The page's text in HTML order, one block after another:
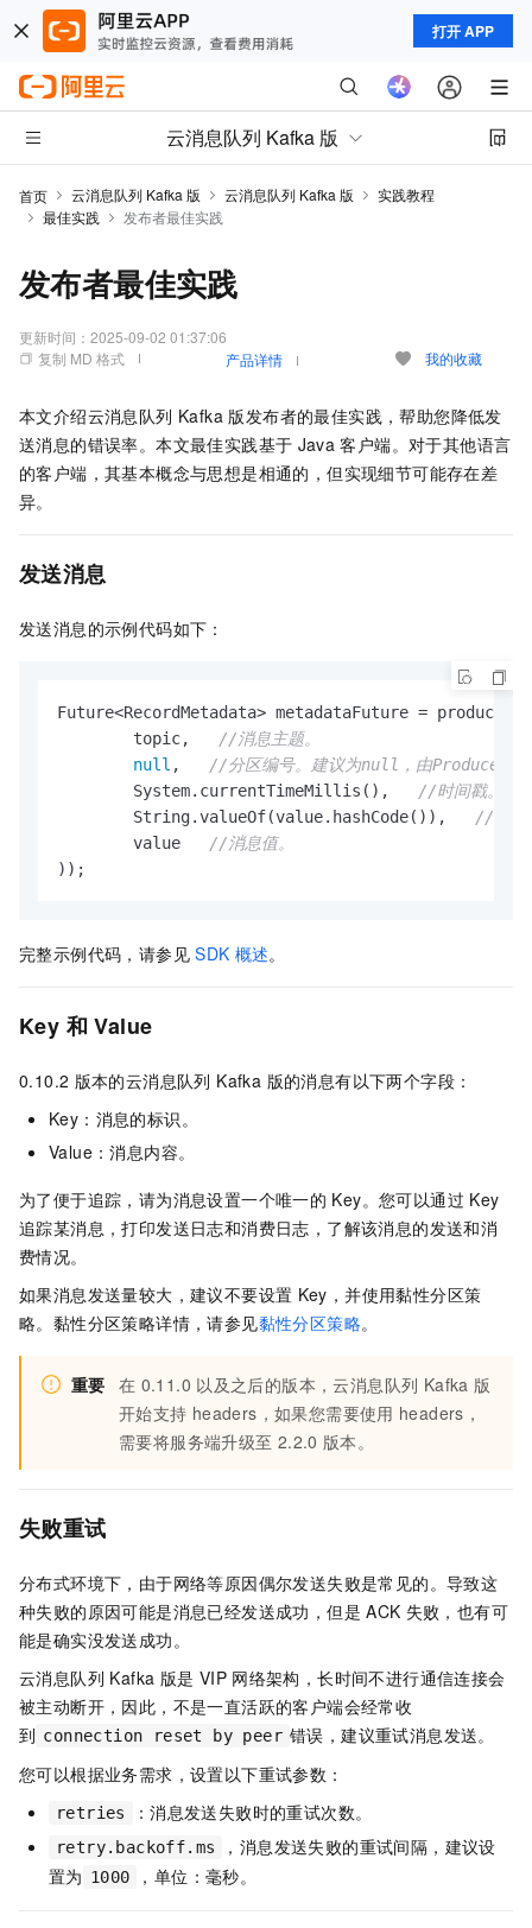
打开 APP
云消息队列 Kafka 版
首页 云消息队列 Kafka 版 云消息队列 Kafka 版
实践教程
最佳实践
发布者最佳实践
发布者最佳实践
更新时间： 2025-09-02 01:37:06
复制 MD 格式
产品详情 我的收藏
本文介绍云消息队列 Kafka 版发布者的最佳实践，帮助您降低发
送消息的错误率。本文最佳实践基于 Java 客户端。对于其他语言
的客户端，其基本概念与思想是相通的，但实现细节可能存在差
异。
发送消息
发送消息的示例代码如下：
Future<RecordMetadata> metadataFuture =
        topic,
//消息主题。
null ,
//分区编号。建议为null，由Producer分
        System.currentTimeMillis(),
//时间戳。
        String.valueOf(value.hashCode()),
//消息
        value
//消息值。
));
完整示例代码，请参见 SDK 概述。
Key 和 Value
0.10.2 版本的云消息队列 Kafka 版的消息有以下两个字段：
Key：消息的标识。
Value：消息内容。
为了便于追踪，请为消息设置一个唯一的 Key。您可以通过 Key
追踪某消息，打印发送日志和消费日志，了解该消息的发送和消
费情况。
如果消息发送量较大，建议不要设置 Key，并使用黏性分区策
略。黏性分区策略详情，请参见黏性分区策略。
重要 在 0.11.0 以及之后的版本，云消息队列 Kafka 版
开始支持 headers，如果您需要使用 headers，
需要将服务端升级至 2.2.0 版本。
失败重试
分布式环境下，由于网络等原因偶尔发送失败是常见的。导致这
种失败的原因可能是消息已经发送成功，但是 ACK 失败，也有可
能是确实没发送成功。
云消息队列 Kafka 版是 VIP 网络架构，长时间不进行通信连接会
被主动断开，因此，不是一直活跃的客户端会经常收
到 connection reset by peer 错误，建议重试消息发送。
您可以根据业务需求，设置以下重试参数：
retries ：消息发送失败时的重试次数。
retry.backoff.ms
，消息发送失败的重试间隔，建议设
置为 1000 ，单位：毫秒。